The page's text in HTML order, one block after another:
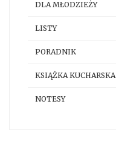
DLA MŁODZIEŻY
LISTY
PORADNIK
KSIĄŻKA KUCHARSKA
NOTESY